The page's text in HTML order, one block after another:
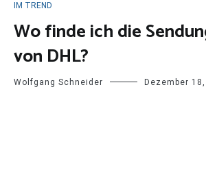
IM TREND
Wo finde ich die
von DHL?
Wolfgang Schneider Dezember